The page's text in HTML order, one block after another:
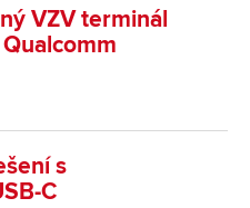
VZV terminál
s
C